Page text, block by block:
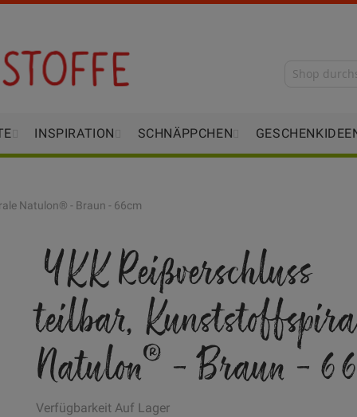
INSPIRATION SCHNÄPPCHEN
Natulon® - Braun - 66cm
YKK Reißverschluss
teilbar,
Natulon® - Braun -
VerfügbarkeitAuf Lager